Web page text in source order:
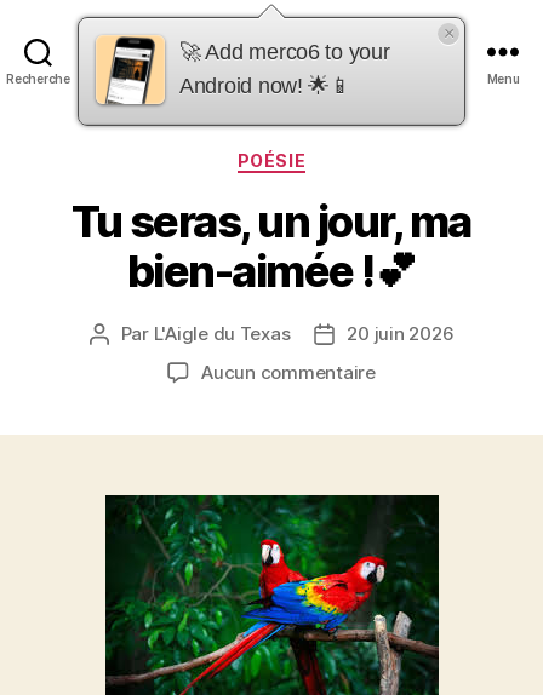
Recherche
merco6
Menu
Catégories
POÉSIE
Tu seras, un jour, ma
bien-aimée !💕
Auteur
Par L'Aigle du Texas
Date20 juin 2026
Aucun commentairesur
bien-
aimée
!
💕
🚀 Add merco6 to your
Android now! 🌟📱
×